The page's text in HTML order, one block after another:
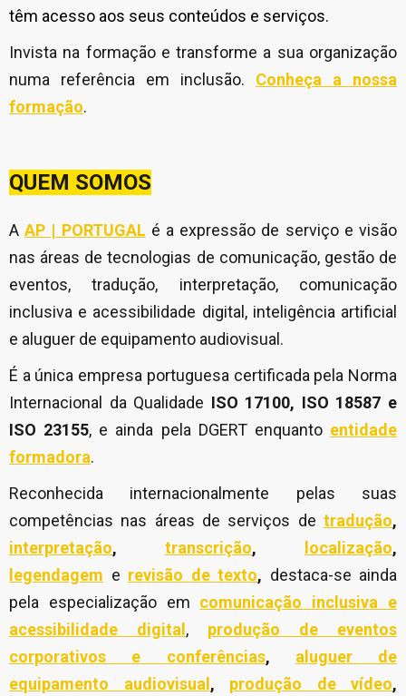
têm acesso aos seus conteúdos e serviços.
Invista na formação e transforme a sua organização
numa referência em inclusão. Conheça a nossa
formação.
QUEM SOMOS
AAP | PORTUGAL é a expressão de serviço e visão
nas áreas de tecnologias de comunicação, gestão de
eventos, tradução, interpretação, comunicação
inclusiva e acessibilidade digital, inteligência artificial
e aluguer de equipamento audiovisual.
É a única empresa portuguesa certificada pela Norma
Internacional da Qualidade ISO 17100, ISO 18587 e
ISO 23155, e ainda pela DGERT enquanto entidade
formadora.
Reconhecida internacionalmente pelas suas
competências nas áreas de serviços de tradução,
interpretação, transcrição, localização,
legendagem e revisão de texto, destaca-se ainda
pela especialização em comunicação inclusiva e
acessibilidade digital , produção de eventos
corporativos e conferências, aluguer de
equipamento audiovisual , produção de vídeo,